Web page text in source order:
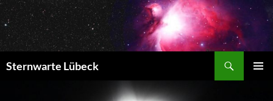
Zum
Inhalt
springen
Sternwarte Lübeck